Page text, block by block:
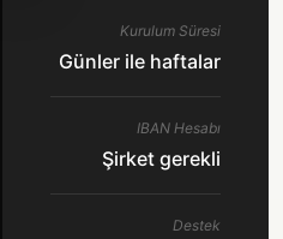
Kurulum Süresi
Günler ile haftalar
IBAN Hesabı
Şirket gerekli
Destek